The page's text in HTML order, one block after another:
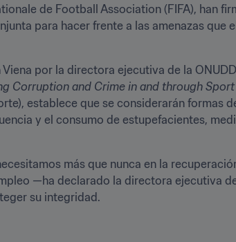
de Football Association (FIFA), han
para hacer frente a las amenazas que
por la directora ejecutiva de la
Corruption and Crime in and through Sport
establece que se considerarán formas
y el consumo de estupefacientes,
más que nunca en la
—ha declarado la directora ejecutiva
su integridad.